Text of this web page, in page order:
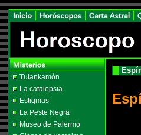
Tutankamón
La catalepsia
Estigmas
La Peste Negra
Museo de Palermo